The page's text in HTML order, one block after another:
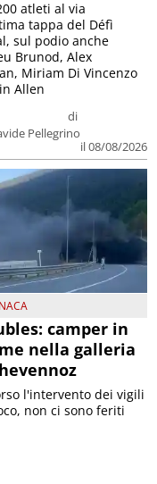
di
Pellegrino
il 08/08/2026
atleti al via
tappa del Défì
sul podio anche
Brunod, Alex
Miriam Di Vincenzo
Allen
camper in
nella galleria
l'intervento dei vigili
non ci sono feriti